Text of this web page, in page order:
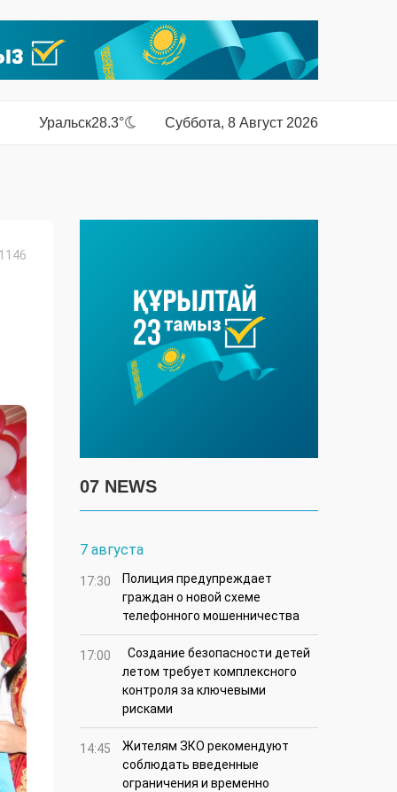
Уральск28.3° Суббота, 8 Август 2026
07 NEWS
7 августа
17:30
Полиция предупреждает
граждан о новой схеме
телефонного мошенничества
17:00
Создание безопасности детей
летом требует комплексного
контроля за ключевыми
рисками
14:45
Жителям ЗКО рекомендуют
соблюдать введенные
ограничения и временно